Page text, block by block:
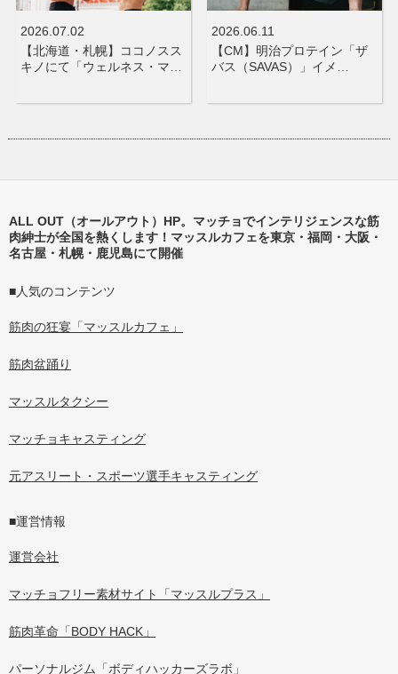
2026.07.02
【北海道・札幌】ココノスス
キノにて「ウェルネス・マ…
2026.06.11
【CM】明治プロテイン「ザ
バス（SAVAS）」イメ…
ALL OUT（オールアウト）HP。マッチョでインテリジェンスな筋
肉紳士が全国を熱くします！マッスルカフェを東京・福岡・大阪・
名古屋・札幌・鹿児島にて開催
■人気のコンテンツ
筋肉の狂宴「マッスルカフェ」
筋肉盆踊り
マッスルタクシー
マッチョキャスティング
元アスリート・スポーツ選手キャスティング
■運営情報
運営会社
マッチョフリー素材サイト「マッスルプラス」
筋肉革命「BODY HACK」
パーソナルジム「ボディハッカーズラボ」